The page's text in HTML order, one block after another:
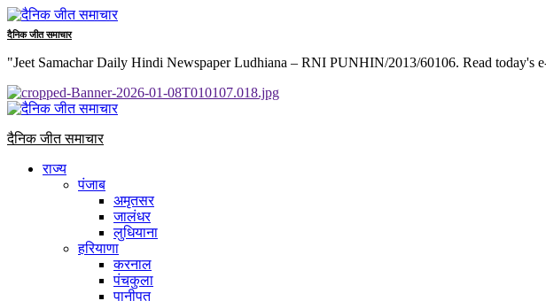
Skip
to
दैनिक जीत समाचार
"Jeet Samachar Daily Hindi Newspaper Ludhiana – RNI PUNHIN/2013/60106. Read today's
Primary
दैनिक जीत समाचार
राज्य
पंजाब
अमृतसर
जालंधर
लुधियाना
हरियाणा
करनाल
पंचकुला
पानीपत